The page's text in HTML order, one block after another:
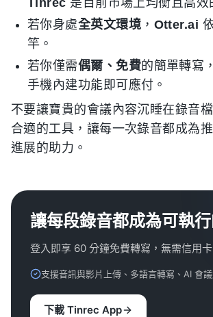
若你身處全英文環境 ， Otter.ai
竿。
若你僅需偶爾、免費的簡單轉寫，
手機內建功能即可應付。
不要讓寶貴的會議內容沉睡在錄音
合適的工具，讓每一次錄音都成為
進展的助力。
讓每段錄音都成為可執
登入即享 60 分鐘免費轉寫，無需信用卡
支援音訊與影片上傳、多語言轉寫、AI 會
下載 Tinrec App